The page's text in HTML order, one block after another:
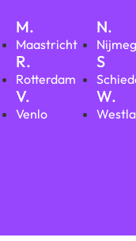
M.
Maastricht
N.
R.
Rotterdam
S
V.
Venlo
W.